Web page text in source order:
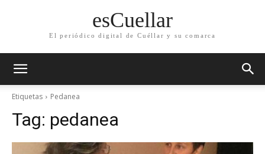
esCuellar
El periódico digital de Cuéllar y su comarca
Etiquetas Pedanea
Tag: pedanea